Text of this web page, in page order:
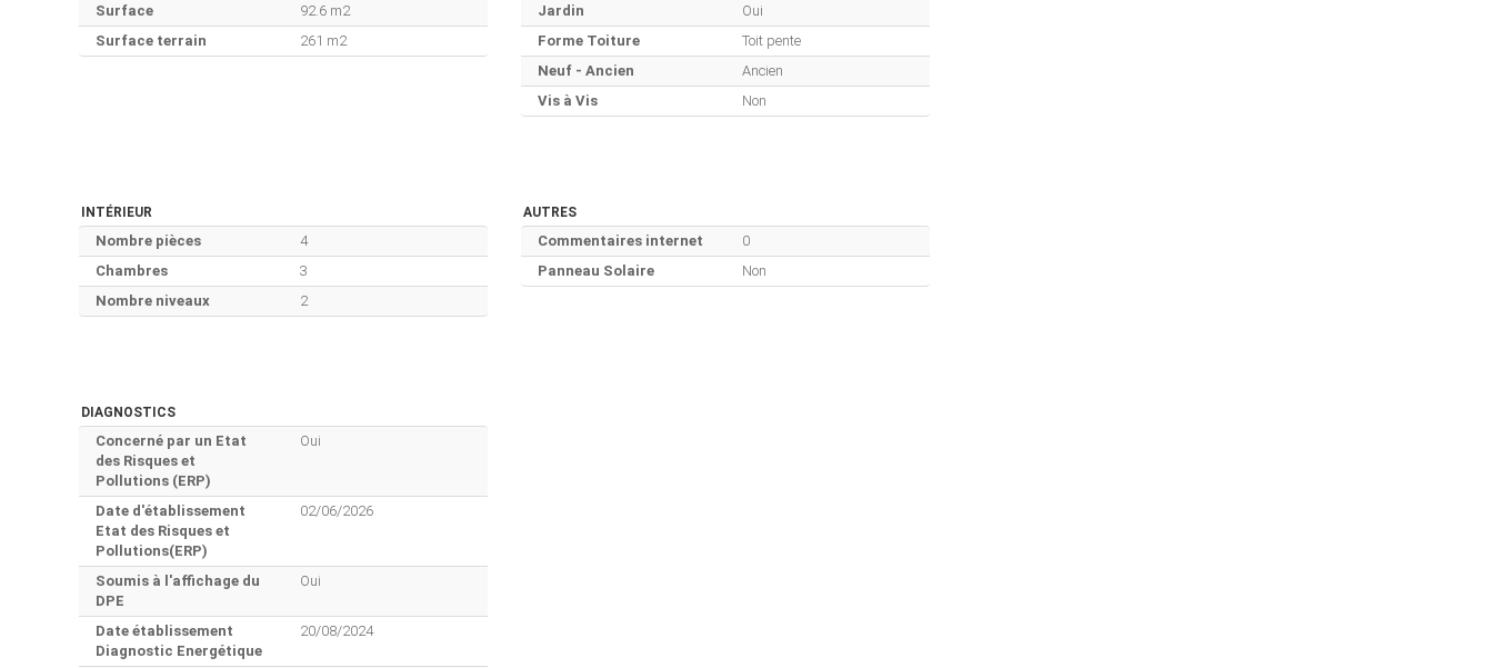
Surface
92.6 m2
Surface terrain
261 m2
Jardin
Oui
Forme Toiture
Toit pente
Neuf - Ancien
Ancien
Vis à Vis
Non
INTÉRIEUR
Nombre pièces
4
Chambres
3
Nombre niveaux
2
AUTRES
Commentaires internet
0
Panneau Solaire
Non
DIAGNOSTICS
Concerné par un Etat
des Risques et
Pollutions (ERP)
Oui
Date d'établissement
Etat des Risques et
Pollutions(ERP)
02/06/2026
Soumis à l'affichage du
DPE
Oui
Date établissement
Diagnostic Energétique
20/08/2024